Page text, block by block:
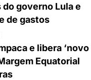
governo Lula e
de gastos
e libera ‘novo
Equatorial